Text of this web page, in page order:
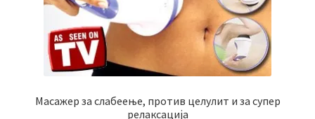
Масажер за слабеење, против целулит и за супер
релаксација